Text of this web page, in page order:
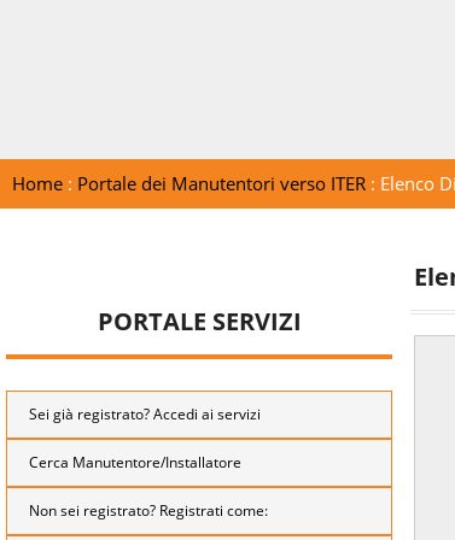
Home: Portale dei Manutentori verso ITER: Elenco
PORTALE SERVIZI
Sei già registrato? Accedi ai servizi
Cerca Manutentore/Installatore
Non sei registrato? Registrati come: